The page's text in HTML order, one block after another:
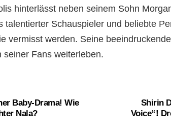
hinterlässt neben seinem Sohn
talentierter Schauspieler und beliebte
vermisst werden. Seine
seiner Fans weiterleben.
Baby-Drama! Wie
Nala?
Shirin
Voice“!